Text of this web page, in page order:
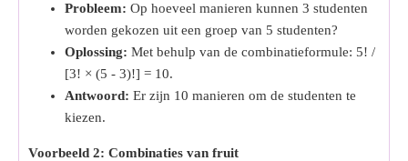
Probleem: Op hoeveel manieren kunnen 3 studenten
worden gekozen uit een groep van 5 studenten?
Oplossing: Met behulp van de combinatieformule: 5! /
[3! × (5 - 3)!] = 10.
Antwoord: Er zijn 10 manieren om de studenten te
kiezen.
Voorbeeld 2: Combinaties van fruit